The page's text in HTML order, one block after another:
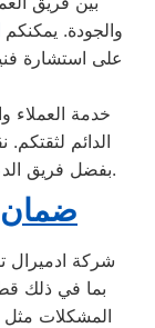
والجودة. يمكنكم
على استشارة
خدمة العملاء
الدائم
بفضل فريق الدعم المدرب على التعامل مع كافة الإشكاليات.
ضمان
شركة ادميرال
بما في ذلك
المشكلات مثل